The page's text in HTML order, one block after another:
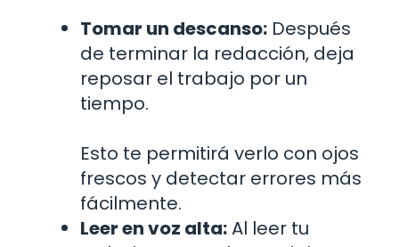
Tomar un descanso: Después
de terminar la redacción, deja
reposar el trabajo por un
tiempo.
Esto te permitirá verlo con ojos
frescos y detectar errores más
fácilmente.
Leer en voz alta:Al leer tu